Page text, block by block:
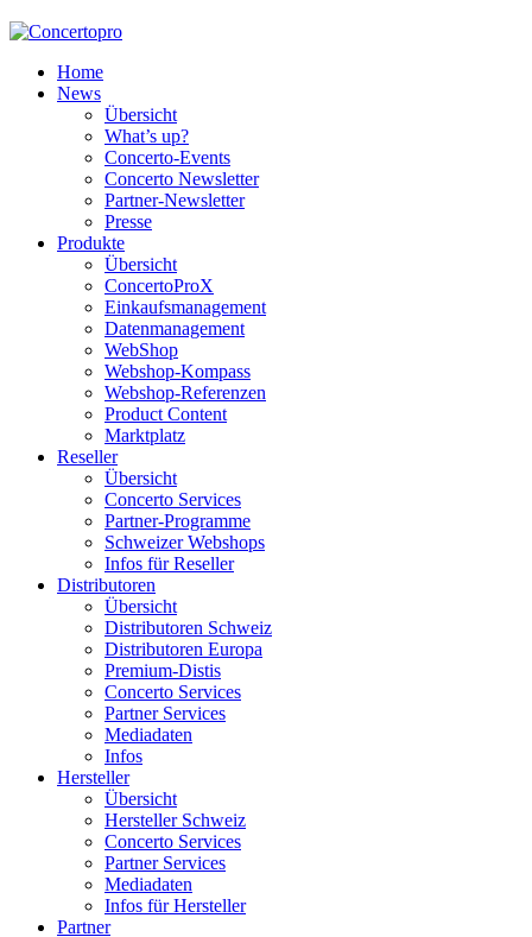
Home
News
Übersicht
What’s up?
Concerto-Events
Concerto Newsletter
Partner-Newsletter
Presse
Produkte
Übersicht
ConcertoProX
Einkaufsmanagement
Datenmanagement
WebShop
Webshop-Kompass
Webshop-Referenzen
Product Content
Marktplatz
Reseller
Übersicht
Concerto Services
Partner-Programme
Schweizer Webshops
Infos für Reseller
Distributoren
Übersicht
Distributoren Schweiz
Distributoren Europa
Premium-Distis
Concerto Services
Partner Services
Mediadaten
Infos
Hersteller
Übersicht
Hersteller Schweiz
Concerto Services
Partner Services
Mediadaten
Infos für Hersteller
Partner